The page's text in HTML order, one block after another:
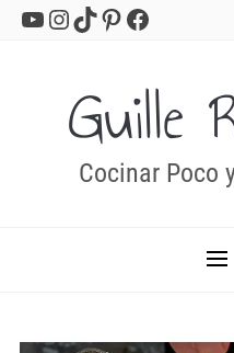
YouTube
Instagram
TikTok
Pinterest
Facebook
Guille
Cocinar Poco